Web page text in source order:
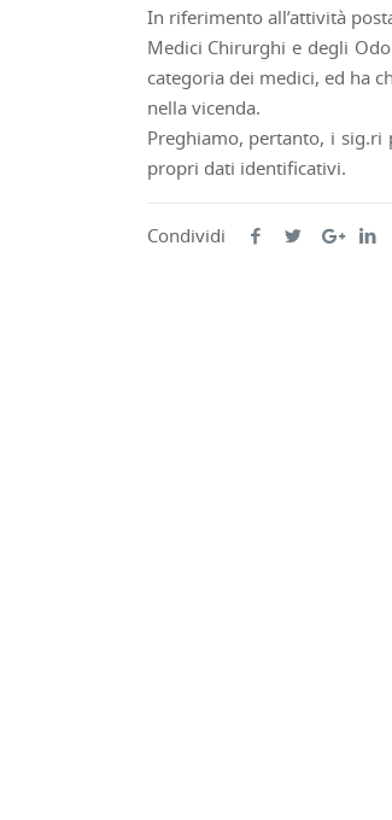
In riferimento all’attività
Medici Chirurghi e degli
categoria dei medici, ed ha
nella vicenda.
Preghiamo, pertanto, i
propri dati identificativi.
Condividi